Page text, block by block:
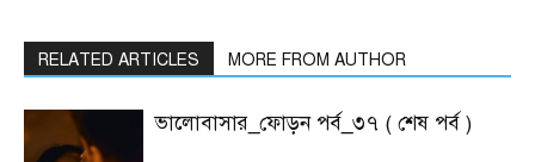
RELATED ARTICLES MORE FROM AUTHOR
ভালোবাসার_ফোড়ন পর্ব_৩৭ ( শেষ পর্ব )